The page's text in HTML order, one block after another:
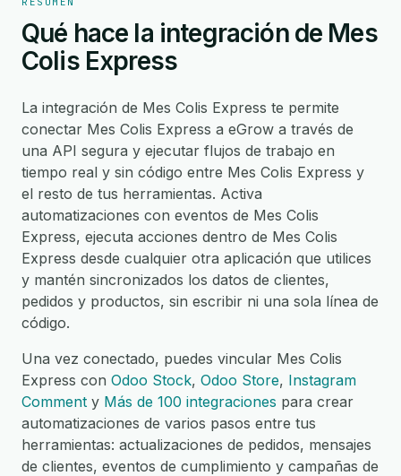
Qué hace la integración de Mes
Colis Express
La integración de Mes Colis Express te permite
conectar Mes Colis Express a eGrow a través de
una API segura y ejecutar flujos de trabajo en
tiempo real y sin código entre Mes Colis Express y
el resto de tus herramientas. Activa
automatizaciones con eventos de Mes Colis
Express, ejecuta acciones dentro de Mes Colis
Express desde cualquier otra aplicación que utilices
y mantén sincronizados los datos de clientes,
pedidos y productos, sin escribir ni una sola línea de
código.
Una vez conectado, puedes vincular Mes Colis
Express con Odoo Stock, Odoo Store, Instagram
Comment y Más de 100 integraciones para crear
automatizaciones de varios pasos entre tus
herramientas: actualizaciones de pedidos, mensajes
de clientes, eventos de cumplimiento y campañas de